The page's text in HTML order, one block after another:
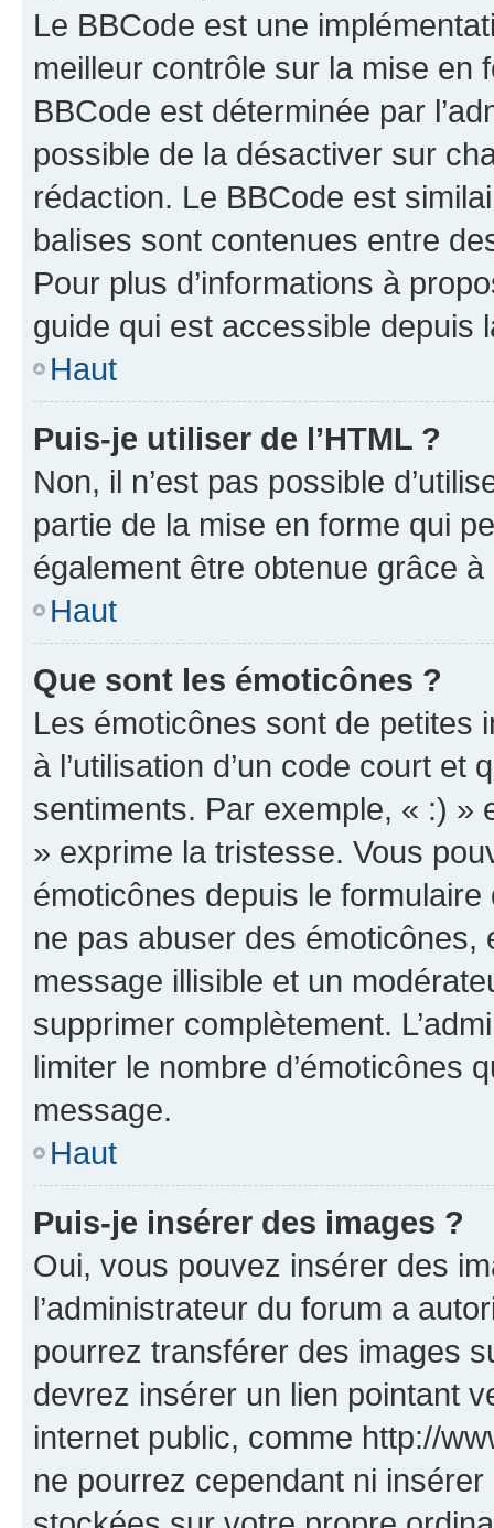
Le BBCode est une
meilleur contrôle sur la mise en
BBCode est déterminée par
possible de la désactiver sur
rédaction. Le BBCode est
balises sont contenues entre
Pour plus d’informations à
guide qui est accessible depuis
Haut
Puis-je utiliser de l’HTML ?
Non, il n’est pas possible
partie de la mise en forme qui
également être obtenue grâce à
Haut
Que sont les émoticônes ?
Les émoticônes sont de petites
à l’utilisation d’un code court et
sentiments. Par exemple, « :) »
» exprime la tristesse. Vous
émoticônes depuis le
ne pas abuser des
message illisible et un
supprimer complètement.
limiter le nombre d’émoticônes
message.
Haut
Puis-je insérer des images ?
Oui, vous pouvez insérer des
l’administrateur du forum a
pourrez transférer des images
devrez insérer un lien pointant
internet public, comme http://
ne pourrez cependant ni